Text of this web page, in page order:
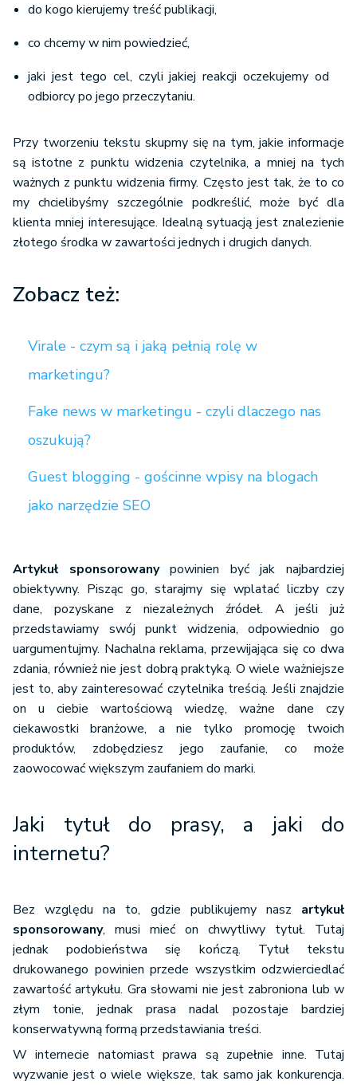
do kogo kierujemy treść publikacji,
co chcemy w nim powiedzieć,
jaki jest tego cel, czyli jakiej reakcji oczekujemy od
odbiorcy po jego przeczytaniu.
Przy tworzeniu tekstu skupmy się na tym, jakie informacje
są istotne z punktu widzenia czytelnika, a mniej na tych
ważnych z punktu widzenia firmy. Często jest tak, że to co
my chcielibyśmy szczególnie podkreślić, może być dla
klienta mniej interesujące. Idealną sytuacją jest znalezienie
złotego środka w zawartości jednych i drugich danych.
Zobacz też:
Virale - czym są i jaką pełnią rolę w
marketingu?
Fake news w marketingu - czyli dlaczego nas
oszukują?
Guest blogging - gościnne wpisy na blogach
jako narzędzie SEO
Artykuł sponsorowanypowinien być jak najbardziej
obiektywny. Pisząc go, starajmy się wplatać liczby czy
dane, pozyskane z niezależnych źródeł. A jeśli już
przedstawiamy swój punkt widzenia, odpowiednio go
uargumentujmy. Nachalna reklama, przewijająca się co dwa
zdania, również nie jest dobrą praktyką. O wiele ważniejsze
jest to, aby zainteresować czytelnika treścią. Jeśli znajdzie
on u ciebie wartościową wiedzę, ważne dane czy
ciekawostki branżowe, a nie tylko promocję twoich
produktów, zdobędziesz jego zaufanie, co może
zaowocować większym zaufaniem do marki.
Jaki tytuł do prasy, a jaki do
internetu?
Bez względu na to, gdzie publikujemy nasz artykuł
sponsorowany, musi mieć on chwytliwy tytuł. Tutaj
jednak podobieństwa się kończą. Tytuł tekstu
drukowanego powinien przede wszystkim odzwierciedlać
zawartość artykułu. Gra słowami nie jest zabroniona lub w
złym tonie, jednak prasa nadal pozostaje bardziej
konserwatywną formą przedstawiania treści.
W internecie natomiast prawa są zupełnie inne. Tutaj
wyzwanie jest o wiele większe, tak samo jak konkurencja.